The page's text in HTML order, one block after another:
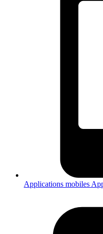
Applications mobiles